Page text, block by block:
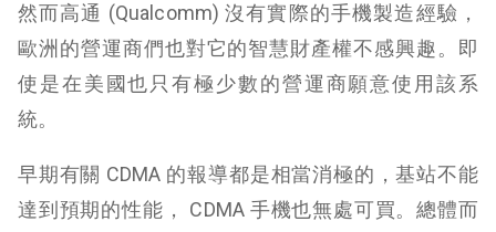
然而高通 (Qualcomm) 沒有實際的手機製造經驗，
歐洲的營運商們也對它的智慧財產權不感興趣。即
使是在美國也只有極少數的營運商願意使用該系
統。
早期有關 CDMA 的報導都是相當消極的，基站不能
達到預期的性能， CDMA 手機也無處可買。總體而